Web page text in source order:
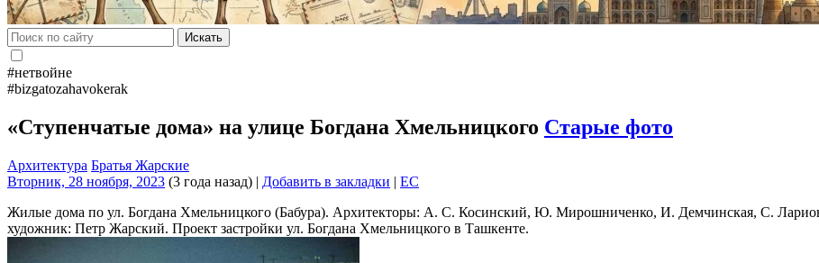
Искать
#нетвойне
#bizgatozahavokerak
«Ступенчатые дома» на улице Богдана Хмельницкого Старые фото
Архитектура Братья Жарские
Вторник, 28 ноября, 2023 (3 года назад) | Добавить в закладки | EC
Жилые дома по ул. Богдана Хмельницкого (Бабура). Aрхитекторы: А. С. Косинский, Ю. Мирошниченко, И. Демчинская, С.
художник: Петр Жарский. Проект застройки ул. Богдана Хмельницкого в Ташкенте.